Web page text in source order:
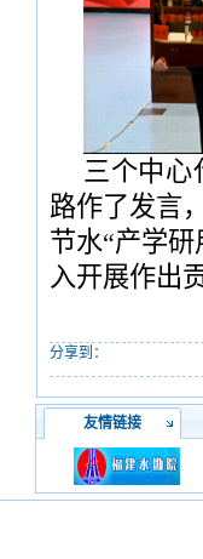
三个中心
路作了发言
节水“产学
入开展作出
分享到：
友情链接